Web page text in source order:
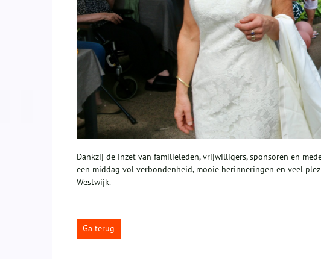
Dankzij de inzet van familieleden, vrijwilligers, sponsoren en
een middag vol verbondenheid, mooie herinneringen en veel
Westwijk.
Ga terug